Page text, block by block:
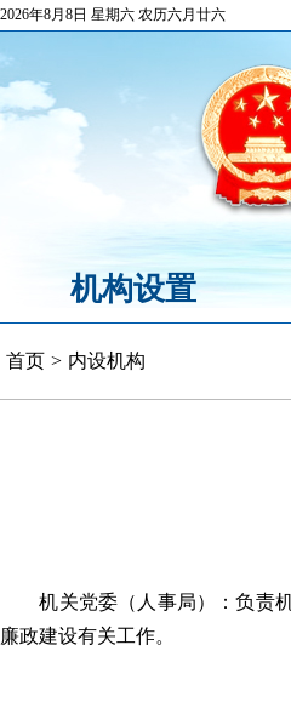
2026年8月8日 星期六 农历六月廿六
机构设置
首页 > 内设机构
机关党委（人事局）：负责机
廉政建设有关工作。